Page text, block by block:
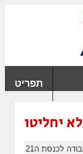
תפריט
יחליטו
לכנסת ה21